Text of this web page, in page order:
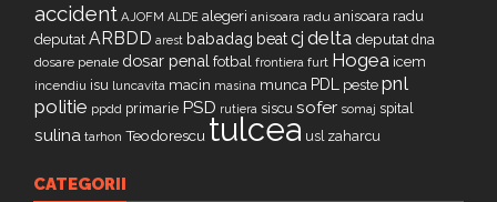
accident AJOFM ALDE alegeri anisoara radu anisoara radu
deputat ARBDD arest babadag beatcj delta deputat dna
dosare penale dosar penal fotbal frontiera furt Hogea icem
incendiu isu luncavita macin masina munca PDL peste pnl
politie ppdd primarie PSD rutiera siscu sofer somaj spital
sulina tarhon Teodorescu tulcea usl zaharcu
CATEGORII